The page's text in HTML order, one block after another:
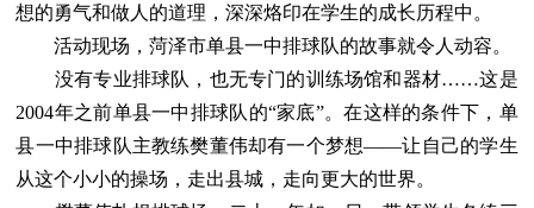
想的勇气和做人的道理，深深烙印在学生的成长历程中。
活动现场，菏泽市单县一中排球队的故事就令人动容。
没有专业排球队，也无专门的训练场馆和器材……这是
2004年之前单县一中排球队的“家底”。在这样的条件下，单
县一中排球队主教练樊董伟却有一个梦想——让自己的学生
从这个小小的操场，走出县城，走向更大的世界。